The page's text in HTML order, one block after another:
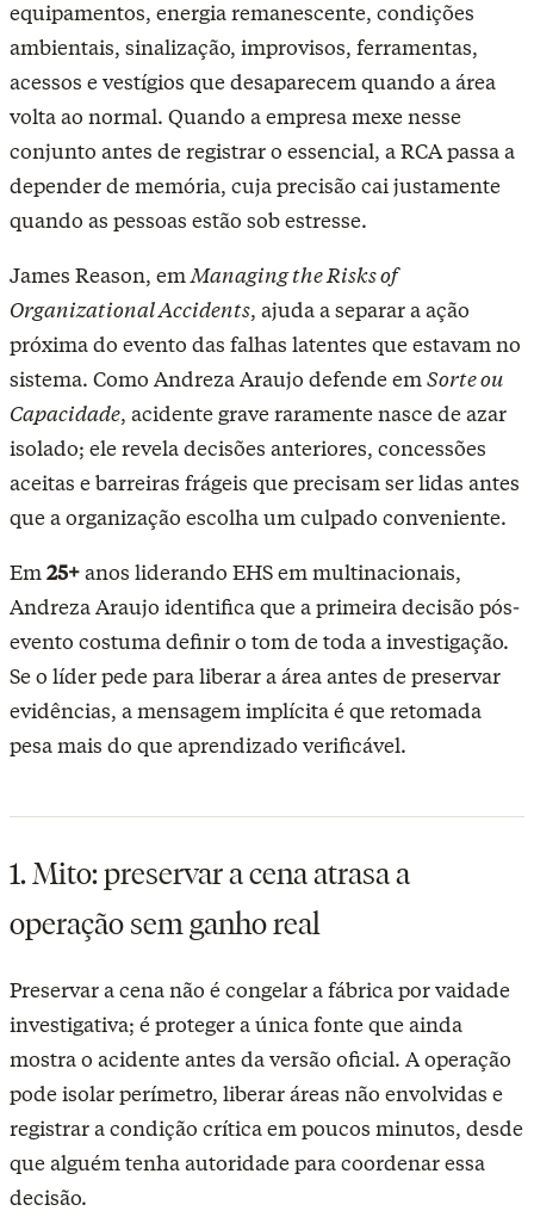
equipamentos, energia remanescente, condições
ambientais, sinalização, improvisos, ferramentas,
acessos e vestígios que desaparecem quando a área
volta ao normal. Quando a empresa mexe nesse
conjunto antes de registrar o essencial, a RCA passa a
depender de memória, cuja precisão cai justamente
quando as pessoas estão sob estresse.
James Reason, emManaging the Risks of
Organizational Accidents, ajuda a separar a ação
próxima do evento das falhas latentes que estavam no
sistema. Como Andreza Araujo defende emSorte ou
Capacidade, acidente grave raramente nasce de azar
isolado; ele revela decisões anteriores, concessões
aceitas e barreiras frágeis que precisam ser lidas antes
que a organização escolha um culpado conveniente.
Em25+anos liderando EHS em multinacionais,
Andreza Araujo identifica que a primeira decisão pós-
evento costuma definir o tom de toda a investigação.
Se o líder pede para liberar a área antes de preservar
evidências, a mensagem implícita é que retomada
pesa mais do que aprendizado verificável.
1. Mito: preservar a cena atrasa a
operação sem ganho real
Preservar a cena não é congelar a fábrica por vaidade
investigativa; é proteger a única fonte que ainda
mostra o acidente antes da versão oficial. A operação
pode isolar perímetro, liberar áreas não envolvidas e
registrar a condição crítica em poucos minutos, desde
que alguém tenha autoridade para coordenar essa
decisão.